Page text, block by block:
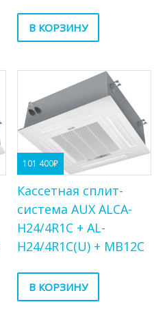
В КОРЗИНУ
101 400₽
Кассетная сплит-
система AUX ALCA-
H24/4R1C + AL-
H24/4R1C(U) + MB12C
В КОРЗИНУ